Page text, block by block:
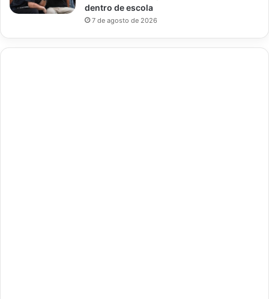
dentro de escola
7 de agosto de 2026